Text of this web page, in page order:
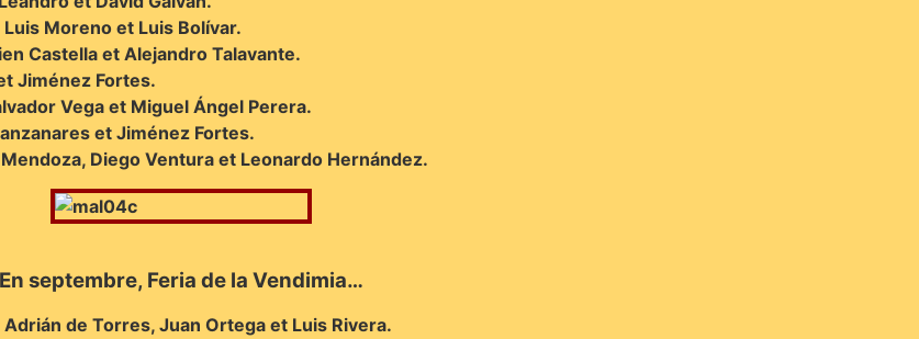
Moreno et Luis Bolívar.
Castella et Alejandro Talavante.
Jiménez Fortes.
Vega et Miguel Ángel Perera.
et Jiménez Fortes.
Diego Ventura et Leonardo Hernández.
En septembre, Feria de la Vendimia…
de Torres, Juan Ortega et Luis Rivera.